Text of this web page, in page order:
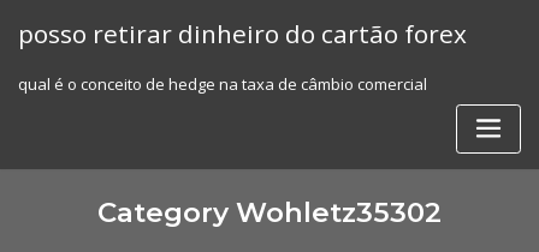
posso retirar dinheiro do cartão forex
qual é o conceito de hedge na taxa de câmbio comercial
Category Wohletz35302